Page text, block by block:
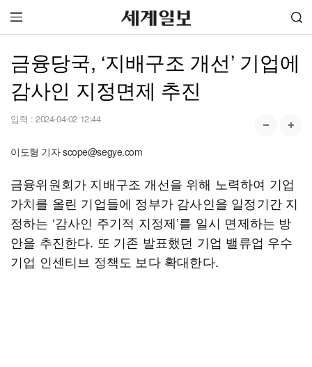
금융당국, ‘지배구조 개선’ 기업에
감사인 지정면제 추진
입력 : 2024-04-02 12:44
이도형 기자 scope@segye.com
금융위원회가 지배구조 개선을 위해 노력하여 기업
가치를 올린 기업들에 정부가 감사인을 일정기간 지
정하는 ‘감사인 주기적 지정제’를 일시 면제하는 방
안을 추진한다. 또 기존 발표했던 기업 밸류업 우수
기업 인센티브 정책도 보다 확대한다.